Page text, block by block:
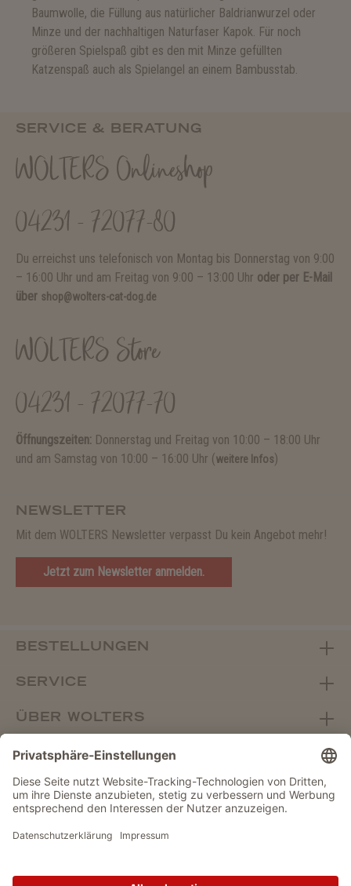
Baumwolle, die Füllung aus natürlicher Baldrianwurzel oder
Minze und der nachhaltigen Naturfaser Kapok. Für noch
größeren Spielspaß gibt es den mit Minze gefüllten
Katzenspaß auch als Spielangel an einem Bambusstab.
SERVICE & BERATUNG
WOLTERS Onlineshop
04231 - 72077-80
Du erreichst uns telefonisch von Montag bis Donnerstag von 9:00
– 16:00 Uhr und am Freitag von 9:00 – 13:00 Uhr oder per E-Mail
über shop@wolters-cat-dog.de
WOLTERS Store
04231 - 72077-70
Öffnungszeiten: Donnerstag und Freitag von 10:00 – 18:00 Uhr
und am Samstag von 10:00 – 16:00 Uhr (weitere Infos)
NEWSLETTER
Mit dem WOLTERS Newsletter verpasst Du kein Angebot mehr!
Jetzt zum Newsletter anmelden.
BESTELLUNGEN
SERVICE
ÜBER WOLTERS
FACHHANDEL
Vertrag widerrufen